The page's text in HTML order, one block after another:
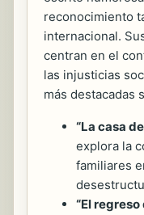
reconocimiento
internacional.
centran en el
las injusticias
más destacadas
“La casa
explora la
familiares
“El